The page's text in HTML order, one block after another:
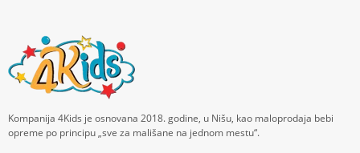
Kompanija 4Kids je osnovana 2018. godine, u Nišu, kao maloprodaja bebi
opreme po principu „sve za mališane na jednom mestu“.